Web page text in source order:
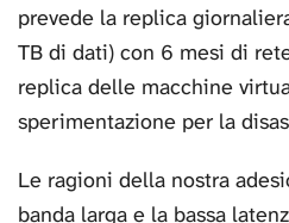
prevede la replica
TB di dati) con 6 mesi di
replica delle macchine
sperimentazione per la
Le ragioni della nostra
banda larga e la bassa